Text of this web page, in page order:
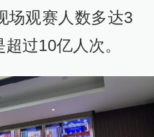
场观赛人数多达3
过10亿人次。